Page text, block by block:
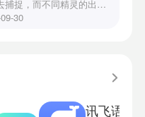
币进行资源转换。明日方
索深度，丰富了玩家的游
捕捉，而不同精灵的出现
捉方式也各不相同。有少
30